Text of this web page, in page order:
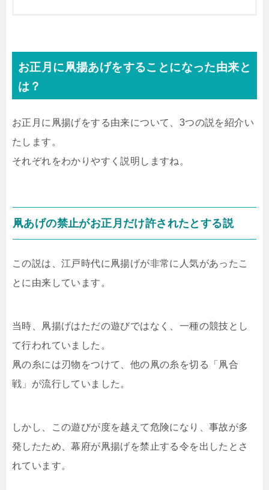
お正月に凧揚あげをすることになった由来と
は？
お正月に凧揚げをする由来について、3つの説を紹介い
たします。
それぞれをわかりやすく説明しますね。
凧あげの禁止がお正月だけ許されたとする説
この説は、江戸時代に凧揚げが非常に人気があったこ
とに由来しています。
当時、凧揚げはただの遊びではなく、一種の競技とし
て行われていました。
凧の糸には刃物をつけて、他の凧の糸を切る「凧合
戦」が流行していました。
しかし、この遊びが度を越えて危険になり、事故が多
発したため、幕府が凧揚げを禁止する令を出したとさ
れています。